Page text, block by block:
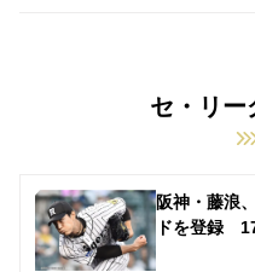
セ・リー
阪神・藤浪
ドを登録